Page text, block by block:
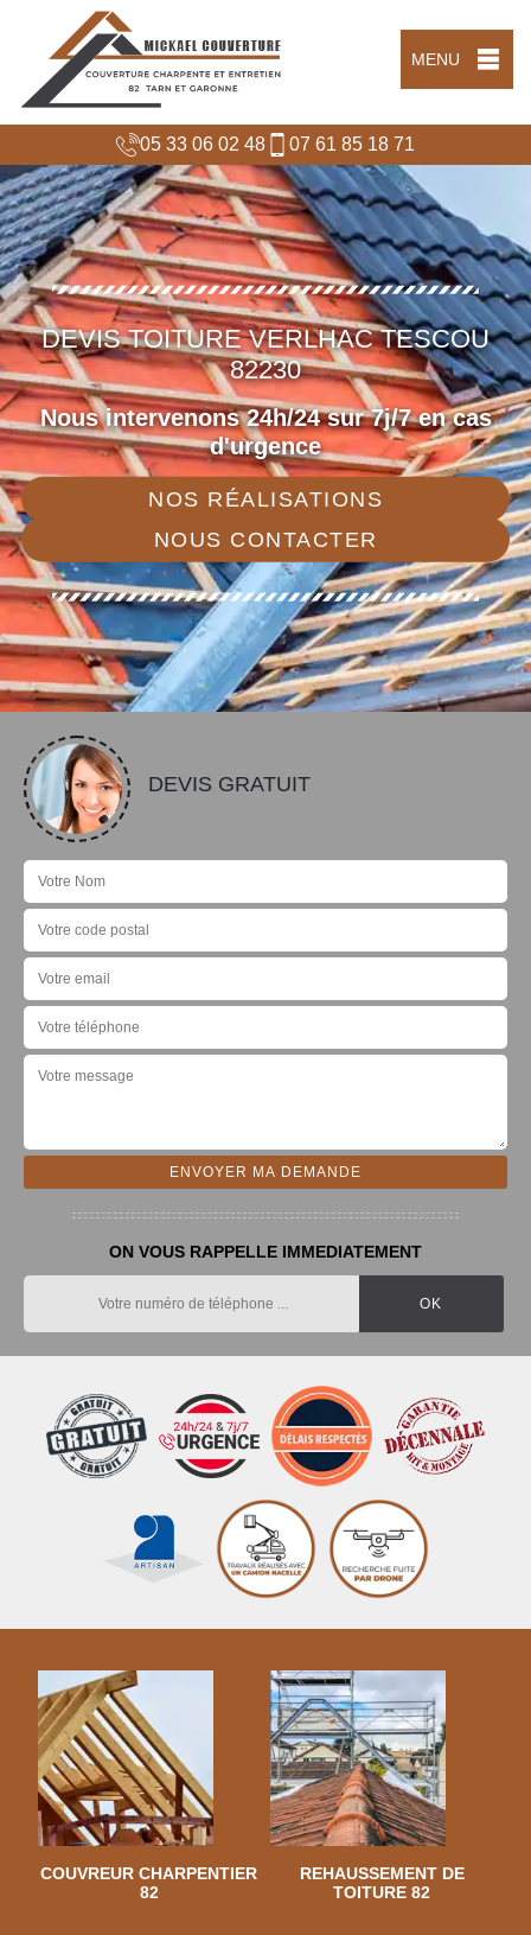
MENU
05 33 06 02 48 07 61 85 18 71
DEVIS TOITURE VERLHAC TESCOU
82230
Nous intervenons 24h/24 sur 7j/7 en cas
d'urgence
NOS RÉALISATIONS
NOUS CONTACTER
DEVIS GRATUIT
ON VOUS RAPPELLE IMMEDIATEMENT
COUVREUR CHARPENTIER
82
REHAUSSEMENT DE
TOITURE 82